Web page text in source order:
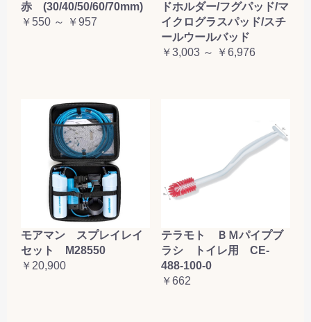
赤 (30/40/50/60/70mm)
￥550 ～ ￥957
ドホルダー/フグパッド/マ
イクログラスパッド/スチ
ールウールバッド
￥3,003 ～ ￥6,976
モアマン スプレイレイ
セット M28550
￥20,900
テラモト ＢＭパイプブ
ラシ トイレ用 CE-
488-100-0
￥662